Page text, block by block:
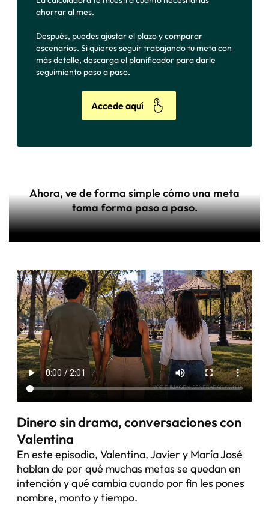
ahorrar al mes.
Después, puedes ajustar el plazo y comparar
escenarios. Si quieres seguir trabajando tu meta con
más detalle, descarga el planificador para darle
seguimiento paso a paso.
Accede aquí
Ahora, ve de forma simple cómo una meta
toma forma paso a paso.
Dinero sin drama, conversaciones con
Valentina
En este episodio, Valentina, Javier y María José
hablan de por qué muchas metas se quedan en
intención y qué cambia cuando por fin les pones
nombre, monto y tiempo.